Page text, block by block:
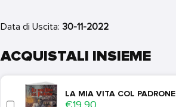
Data di Uscita: 30-11-2022
ACQUISTALI INSIEME
LA MIA VITA COL PADRONE
Price
€19,90